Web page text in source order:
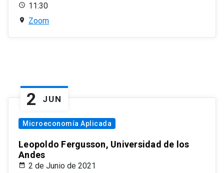
11:30
Zoom
2 JUN
Microeconomía Aplicada
Leopoldo Fergusson, Universidad de los
Andes
2 de Junio de 2021